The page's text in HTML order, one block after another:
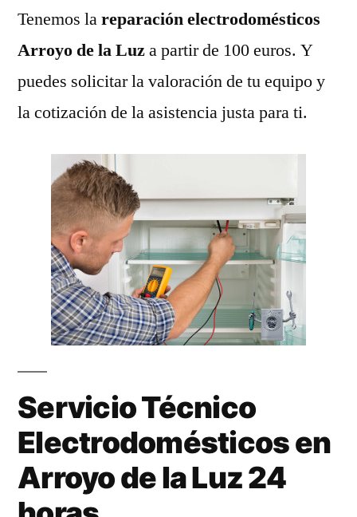
Tenemos lareparación electrodomésticos
Arroyo de la Luza partir de 100 euros. Y
puedes solicitar la valoración de tu equipo y
la cotización de la asistencia justa para ti.
Servicio Técnico
Electrodomésticos en
Arroyo de la Luz 24